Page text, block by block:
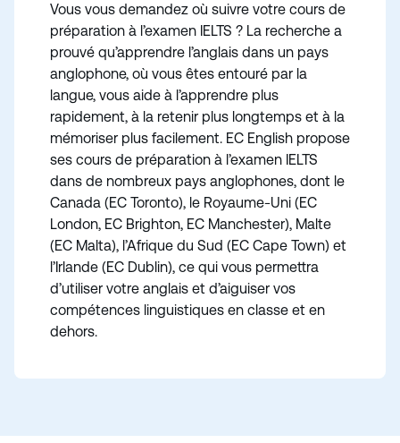
Vous vous demandez où suivre votre cours de
préparation à l’examen IELTS ? La recherche a
prouvé qu’apprendre l’anglais dans un pays
anglophone, où vous êtes entouré par la
langue, vous aide à l’apprendre plus
rapidement, à la retenir plus longtemps et à la
mémoriser plus facilement. EC English propose
ses cours de préparation à l’examen IELTS
dans de nombreux pays anglophones, dont le
Canada (EC Toronto), le Royaume-Uni (EC
London, EC Brighton, EC Manchester), Malte
(EC Malta), l’Afrique du Sud (EC Cape Town) et
l’Irlande (EC Dublin), ce qui vous permettra
d’utiliser votre anglais et d’aiguiser vos
compétences linguistiques en classe et en
dehors.